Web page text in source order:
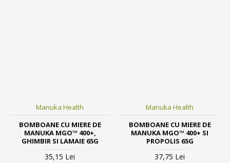
Manuka Health
BOMBOANE CU MIERE DE
MANUKA MGO™ 400+,
GHIMBIR SI LAMAIE 65G
35,15 Lei
Manuka Health
BOMBOANE CU MIERE DE
MANUKA MGO™ 400+ SI
PROPOLIS 65G
37,75 Lei